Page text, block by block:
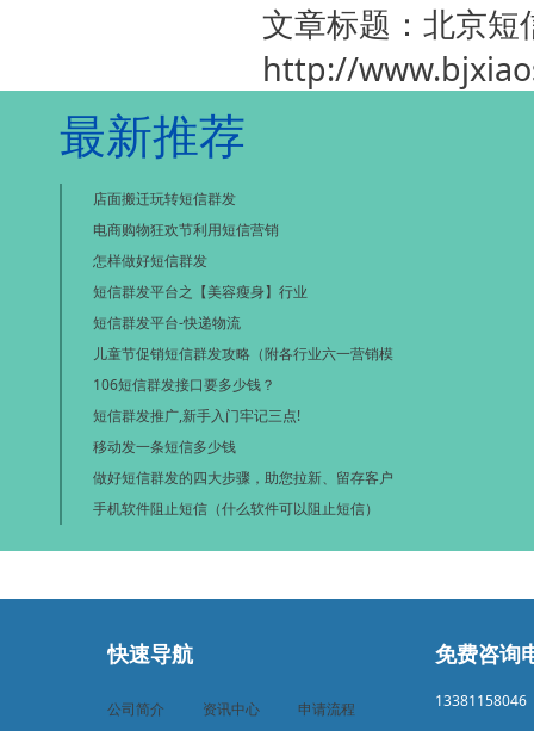
文章标题：北京短
http://
最新推荐
店面搬迁玩转短信群发
电商购物狂欢节利用短信营销
怎样做好短信群发
短信群发平台之【美容瘦身】行业
短信群发平台-快递物流
儿童节促销短信群发攻略（附各行业六一营销模
106短信群发接口要多少钱？
短信群发推广,新手入门牢记三点!
移动发一条短信多少钱
做好短信群发的四大步骤，助您拉新、留存客户
手机软件阻止短信（什么软件可以阻止短信）
快速导航
公司简介 资讯中心
申请流程
免费咨询
13381158046